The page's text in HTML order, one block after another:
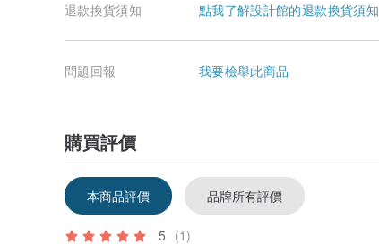
退款換貨須知 點我了解設計館的退款換貨須知
問題回報 我要檢舉此商品
購買評價
本商品評價 品牌所有評價
5 (1)